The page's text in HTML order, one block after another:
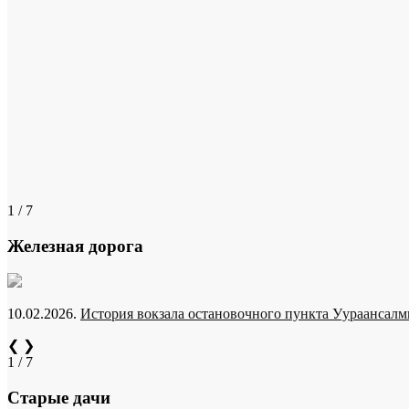
1 / 7
Железная дорога
10.02.2026. История вокзала остановочного пункта
❮ ❯
1 / 7
Старые дачи